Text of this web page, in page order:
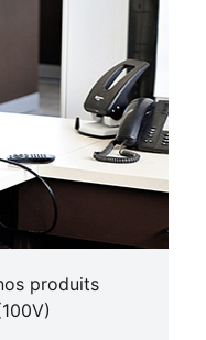
produits